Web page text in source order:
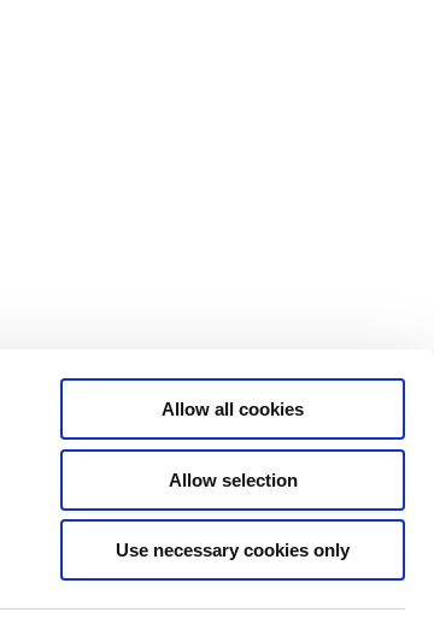
Allow all cookies
Allow selection
Use necessary cookies only
Statsministeriet på X
Rigsombudsmanden på Færøerne
Rigsombudsmanden i Grønland